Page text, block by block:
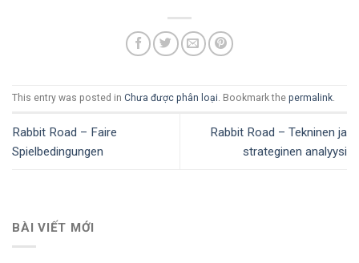
This entry was posted in Chưa được phân loại. Bookmark the permalink.
Rabbit Road – Faire
Spielbedingungen
Rabbit Road – Tekninen ja
strateginen analyysi
BÀI VIẾT MỚI